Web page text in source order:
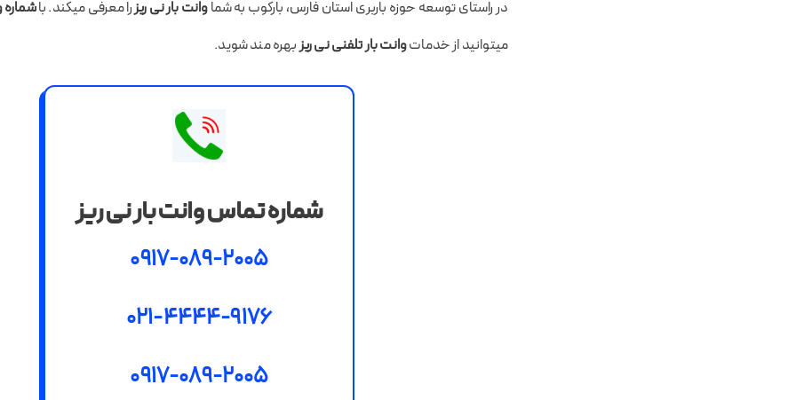
در راستای توسعه حوزه باربری استان فارس، بارکوب به شماوانت بار نی ریزرا معرفی میکند. باشماره
میتوانید از خدماتوانت بار تلفنی نی ریز بهره مند شوید.
شماره تماس وانت بار نی ریز
0917-089-2005
021-4444-9176
0917-089-2005